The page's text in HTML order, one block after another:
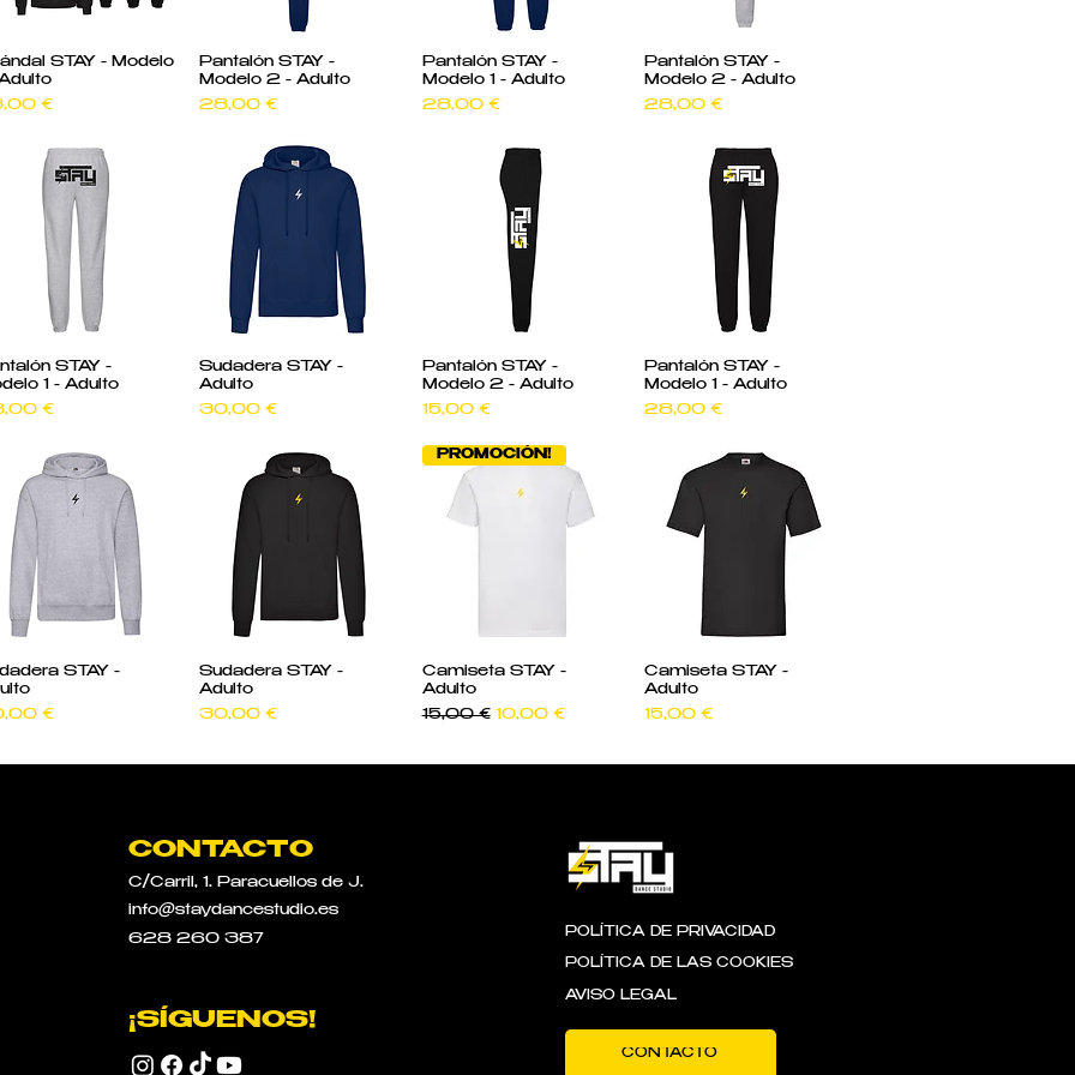
Vista rápida
STAY - Modelo
€
Vista rápida
Pantalón STAY -
Modelo 2 - Adulto
Precio
28,00 €
Vista rápida
Pantalón STAY -
Modelo 1 - Adulto
Precio
28,00 €
Vista rápida
Pantalón STAY -
Modelo 2 - Adulto
Precio
28,00 €
Vista rápida
STAY -
1 - Adulto
€
Vista rápida
Sudadera STAY -
Adulto
Precio
30,00 €
Vista rápida
Pantalón STAY -
Modelo 2 - Adulto
Precio
15,00 €
Vista rápida
Pantalón STAY -
Modelo 1 - Adulto
Precio
28,00 €
Vista rápida
STAY -
€
Vista rápida
Sudadera STAY -
Adulto
Precio
30,00 €
Vista rápida
PROMOCIÓN!
Camiseta STAY -
Adulto
Precio
15,00 € Precio de oferta
10,00 €
Vista rápida
Camiseta STAY -
Adulto
Precio
15,00 €
CONTACTO
info@staydancestudio.es
C/Carril, 1. Paracuellos de J.
628 260 387
¡SÍGUENOS!
POLÍTICA DE PRIVACIDAD
POLÍTICA DE LAS COOKIES
AVISO LEGAL
CONTACTO